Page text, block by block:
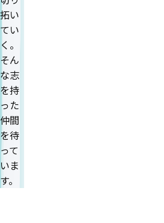
拓い
てい
く。
そん
な志
を持
った
仲間
を待
って
いま
す。